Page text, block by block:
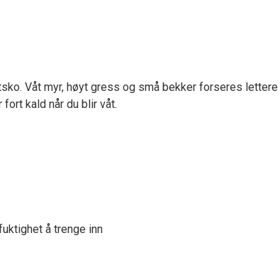
Våt myr, høyt gress og små bekker forseres
kald når du blir våt.
å trenge inn